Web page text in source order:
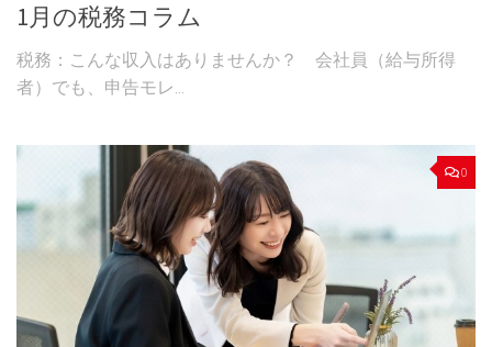
1月の税務コラム
税務：こんな収入はありませんか？ 会社員（給与所得
者）でも、申告モレ...
0